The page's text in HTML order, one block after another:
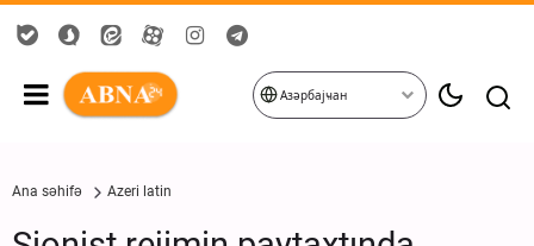
Азәрбајҹан
Ana səhifə Azeri latin